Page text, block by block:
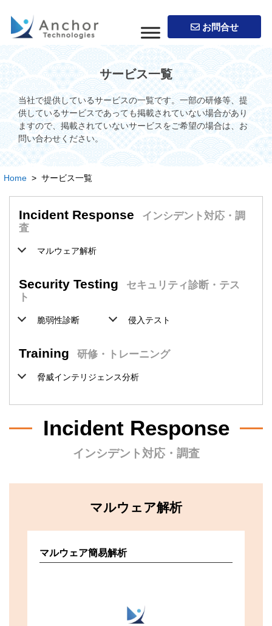
お問合せ
サービス一覧
当社で提供しているサービスの一覧です。一部の研修等、提
供しているサービスであっても掲載されていない場合があり
ますので、掲載されていないサービスをご希望の場合は、お
問い合わせください。
Home > サービス一覧
Incident Response
インシデント対応・調
査
マルウェア解析
Security Testing
セキュリティ診断・テス
ト
脆弱性診断 侵入テスト
Training 研修・トレーニング
脅威インテリジェンス分析
Incident Response
インシデント対応・調査
マルウェア解析
マルウェア簡易解析